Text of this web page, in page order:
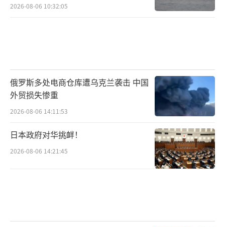
2026-08-06 10:32:05
俄罗斯多处电商仓库遭乌克兰袭击 中国
外贸损失惨重
2026-08-06 14:11:53
日本政府对华挑衅！
2026-08-06 14:21:45